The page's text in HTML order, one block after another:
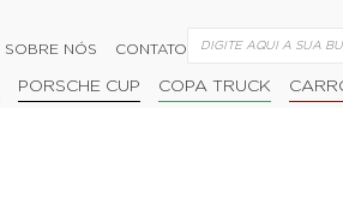
SOBRE NÓS CONTATO
PORSCHE CUP COPA TRUCK